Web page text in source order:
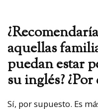
aquellas
puedan estar
su inglés? ¿Por
Sí, por supuesto. Es